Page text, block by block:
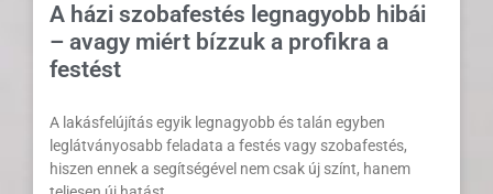
A házi szobafestés legnagyobb hibái
– avagy miért bízzuk a profikra a
festést
A lakásfelújítás egyik legnagyobb és talán egyben
leglátványosabb feladata a festés vagy szobafestés,
hiszen ennek a segítségével nem csak új színt, hanem